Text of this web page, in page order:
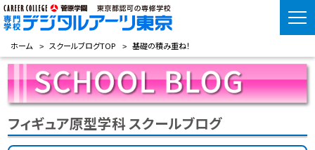
ホーム スクールブログTOP 基礎の積み重ね！
フィギュア原型学科 スクールブログ